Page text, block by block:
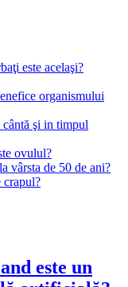
este acelaşi?
organismului
şi in timpul
ovulul?
vârsta de 50 de ani?
crapul?
este un